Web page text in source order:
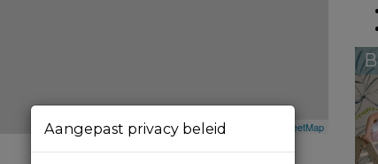
Leaflet| ©Mapbox OpenStreetMap
Aangepast privacy beleid